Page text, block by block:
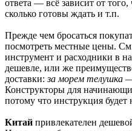
ответа — всё зависит от
сколько готовы ждать и т.п.
Прежде чем бросаться
посмотреть местные цены.
инструмент и расходники в
дешевле, или же
доставки:за морем телушка —
Конструкторы для
потому что инструкция будет
Китай привлекателен